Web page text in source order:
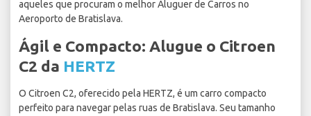
aqueles que procuram o melhor Aluguer de Carros no
Aeroporto de Bratislava.
Ágil e Compacto: Alugue o Citroen
C2 da HERTZ
O Citroen C2, oferecido pela HERTZ, é um carro compacto
perfeito para navegar pelas ruas de Bratislava. Seu tamanho